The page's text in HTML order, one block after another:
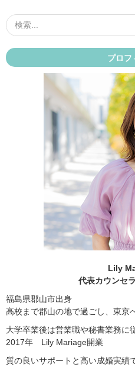
プロフ
Lily
代表カウンセ
福島県郡山市出身
高校まで郡山の地で過ごし、東京
大学卒業後は営業職や秘書業務に
2017年 Lily Mariage開業
質の良いサポートと高い成婚実績